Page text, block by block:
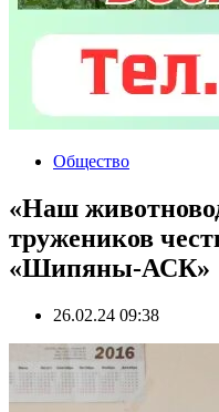
Общество
«Наш
тружеников
«Шипяны-АСК»
26.02.24 09:38